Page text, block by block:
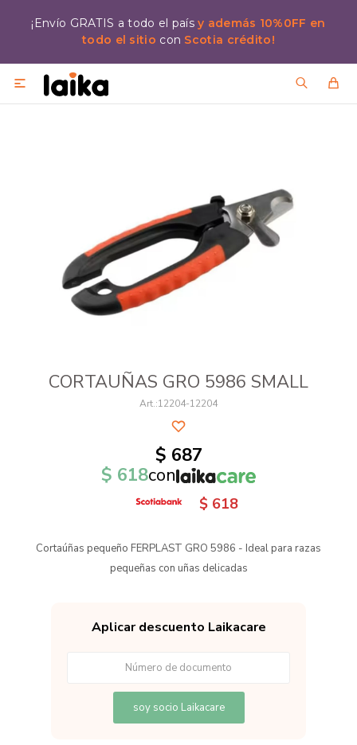
¡Envío GRATIS a todo el paísy además 10%0FF en
todo el sitio con Scotia crédito!

CORTAUÑAS GRO 5986 SMALL
12204-12204
$ 687
$ 618con
$ 618
Cortaúñas pequeño FERPLAST GRO 5986 - Ideal para razas
pequeñas con uñas delicadas
Aplicar descuento Laikacare
soy socio Laikacare